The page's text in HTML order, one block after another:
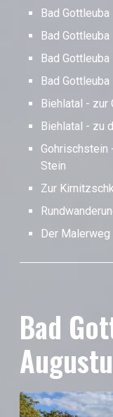
Bad
Bad
Bad
Bad
Biehlatal - zur
Biehlatal - zu
Gohrischstein
Stein
Zur
Der Malerweg
Bad